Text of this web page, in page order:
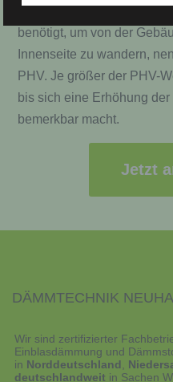
benötigt, um von der
Innenseite zu wandern,
PHV. Je größer der PHV-
bis sich eine Erhöhung
bemerkbar macht.
Jetzt
DÄMMTECHNIK
Wir sindzertifizierter
Einblasdämmung und
in Norddeutschland,
deutschlandweit in Sachen
e) Profiling
personenbezogener
diese
um bestimmte
natürliche Person
wirtschaftlicher Lage,
Aufenthaltsort oder
Person zu
f)
zusätzlicher
gesondert aufbewahrt
organisatorischen
gewährleisten, dass
nicht einer